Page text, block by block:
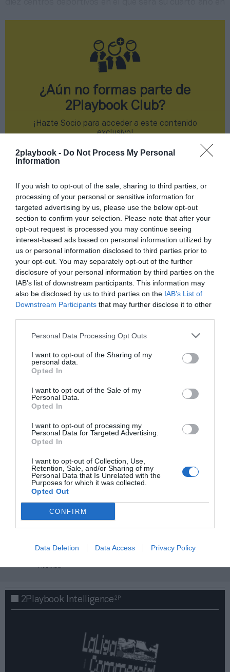
2playbook - Do Not Process My Personal
Information
If you wish to opt-out of the sale, sharing to third parties, or
processing of your personal or sensitive information for
targeted advertising by us, please use the below opt-out
section to confirm your selection. Please note that after your
opt-out request is processed you may continue seeing
interest-based ads based on personal information utilized by
us or personal information disclosed to third parties prior to
your opt-out. You may separately opt-out of the further
disclosure of your personal information by third parties on the
IAB’s list of downstream participants. This information may
also be disclosed by us to third parties on the IAB’s List of
Downstream Participants that may further disclose it to other
Personal Data Processing Opt Outs
I want to opt-out of the Sharing of my
personal data.
Opted In
I want to opt-out of the Sale of my
Personal Data.
Opted In
I want to opt-out of processing my
Personal Data for Targeted Advertising.
Opted In
I want to opt-out of Collection, Use,
Retention, Sale, and/or Sharing of my
Personal Data that Is Unrelated with the
Purposes for which it was collected.
Opted Out
CONFIRM
Data Deletion Data Access Privacy Policy
Índex2P
Énergie Fitness
¿Aún no formas parte de
2Playbook Club?
¡Hazte Socio para acceder a este contenido
exclusivo!
¡Suscríbete! Inicia sesión
Compartir
Imprimir
2Playbook Club2P
Publicidad
2Playbook Intelligence2P